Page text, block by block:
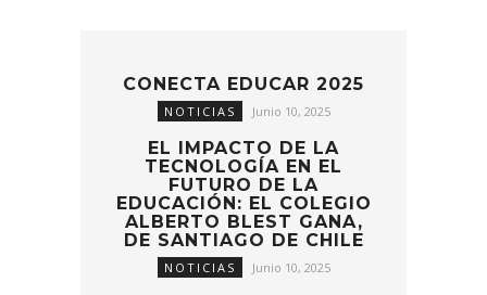
CONECTA EDUCAR 2025
NOTICIAS Junio 10, 2025
EL IMPACTO DE LA
TECNOLOGÍA EN EL
FUTURO DE LA
EDUCACIÓN: EL COLEGIO
ALBERTO BLEST GANA,
DE SANTIAGO DE CHILE
NOTICIAS Junio 10, 2025